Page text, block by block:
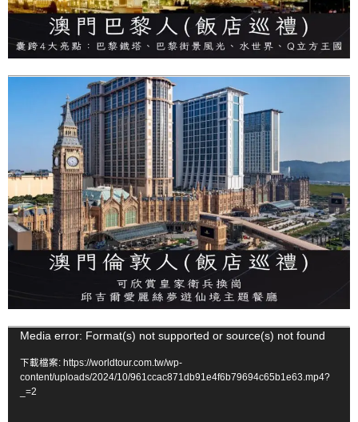
視
訊
播
放
Media error: Format(s) not supported or source(s) not found
下載檔案: https://worldtour.com.tw/wp-
content/uploads/2024/10/961ccac871db91e4f6b79694c65b1e63.mp4?
_=2